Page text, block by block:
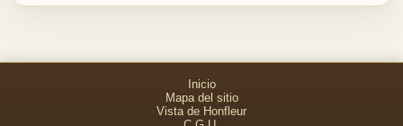
Inicio
Mapa del sitio
Vista de Honfleur